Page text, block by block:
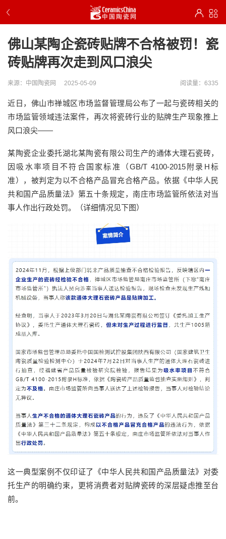
佛山某陶企瓷砖贴牌不合格被罚！瓷
砖贴牌再次走到风口浪尖
来源：中国陶瓷网 2025-05-09 阅读量：6335
近日，佛山市禅城区市场监督管理局公布了一起与瓷砖相关的
市场监管领域违法案件，再次将瓷砖行业的贴牌生产现象推上
风口浪尖——
某陶瓷企业委托湖北某陶瓷有限公司生产的通体大理石瓷砖，
因吸水率项目不符合国家标准（GB/T 4100-2015附录H标
准），被判定为以不合格产品冒充合格产品。依据《中华人民
共和国产品质量法》第五十条规定，南庄市场监管所依法对当
事人作出行政处罚。（详细情况见下图）
这一典型案例不仅印证了《中华人民共和国产品质量法》对委
托生产的明确约束，更将消费者对贴牌瓷砖的深层疑虑推至台
前。